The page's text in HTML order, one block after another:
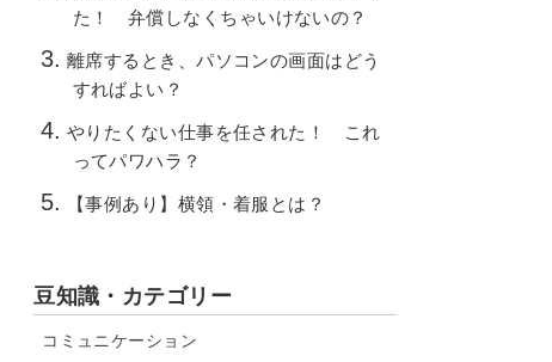
た！ 弁償しなくちゃいけないの？
離席するとき、パソコンの画面はどう
すればよい？
やりたくない仕事を任された！ これ
ってパワハラ？
【事例あり】横領・着服とは？
豆知識・カテゴリー
コミュニケーション